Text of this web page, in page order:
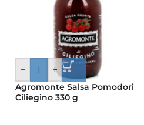
- +
Agromonte Salsa Pomodori
Ciliegino 330 g